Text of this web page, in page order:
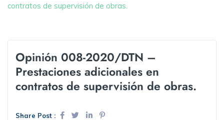
contratos de supervisión de obras.
Opinión 008-2020/DTN –
Prestaciones adicionales en
contratos de supervisión de obras.
Share Post :